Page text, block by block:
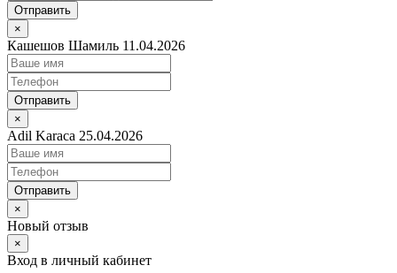
Отправить
×
Кашешов Шамиль 11.04.2026
Отправить
×
Adil Karaca 25.04.2026
Отправить
×
Новый отзыв
×
Вход в личный кабинет